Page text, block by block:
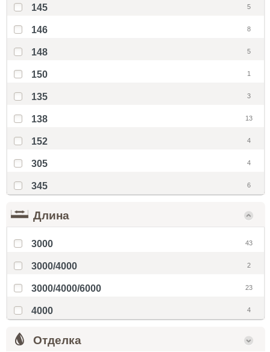
145 5
146 8
148 5
150 1
135 3
138 13
152 4
305 4
345 6
Длина
3000 43
3000/4000 2
3000/4000/6000 23
4000 4
Отделка